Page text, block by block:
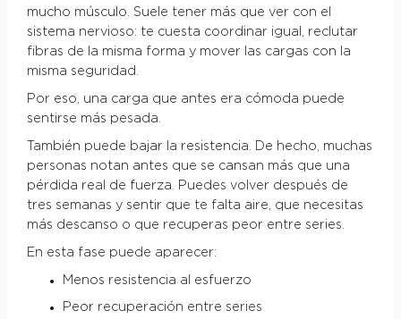
mucho músculo. Suele tener más que ver con el
sistema nervioso: te cuesta coordinar igual, reclutar
fibras de la misma forma y mover las cargas con la
misma seguridad.
Por eso, una carga que antes era cómoda puede
sentirse más pesada.
También puede bajar la resistencia. De hecho, muchas
personas notan antes que se cansan más que una
pérdida real de fuerza. Puedes volver después de
tres semanas y sentir que te falta aire, que necesitas
más descanso o que recuperas peor entre series.
En esta fase puede aparecer:
Menos resistencia al esfuerzo
Peor recuperación entre series